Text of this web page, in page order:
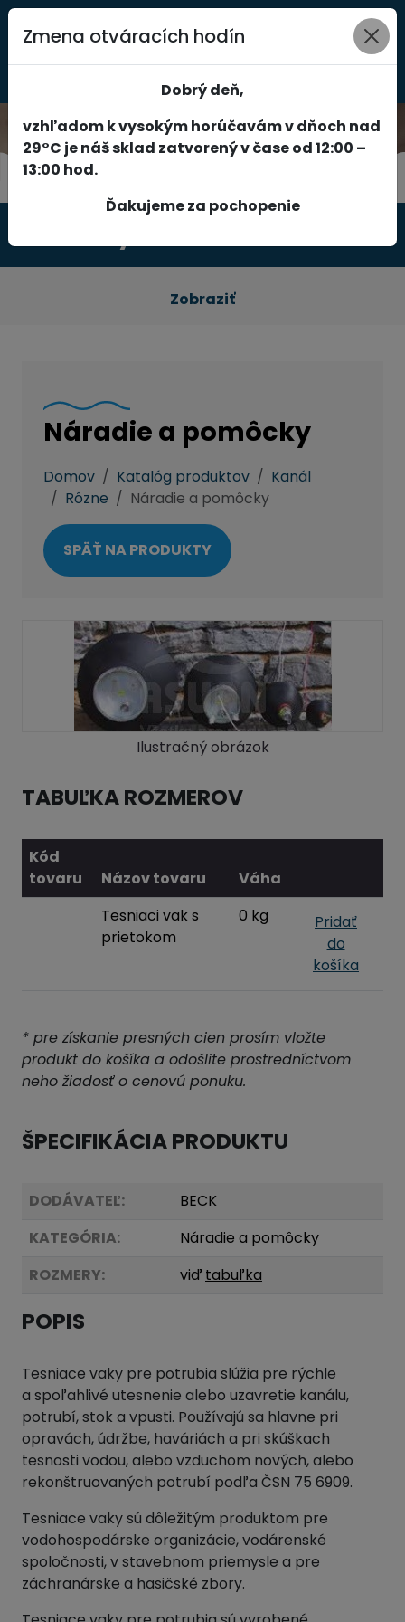
0
Zobraziť
Náradie a pomôcky
Domov Katalóg produktov
Kanál
Rôzne
Náradie a pomôcky
SPÄŤ NA PRODUKTY
Ilustračný obrázok
TABUĽKA ROZMEROV
Kód
tovaru
Názov tovaru
Váha
Tesniaci vak s
prietokom
0 kg
Pridať
do
košíka
* pre získanie presných cien prosím vložte
produkt do košíka a odošlite prostredníctvom
neho žiadosť o cenovú ponuku.
ŠPECIFIKÁCIA PRODUKTU
DODÁVATEĽ:
BECK
KATEGÓRIA:
Náradie a pomôcky
ROZMERY:
viď tabuľka
POPIS
Tesniace vaky pre potrubia slúžia pre rýchle
a spoľahlivé utesnenie alebo uzavretie kanálu,
potrubí, stok a vpusti. Používajú sa hlavne pri
opravách, údržbe, haváriách a pri skúškach
tesnosti vodou, alebo vzduchom nových, alebo
rekonštruovaných potrubí podľa ČSN 75 6909.
Tesniace vaky sú dôležitým produktom pre
vodohospodárske organizácie, vodárenské
spoločnosti, v stavebnom priemysle a pre
záchranárske a hasičské zbory.
Zmena otváracích hodín
Dobrý deň,
vzhľadom k vysokým horúčavám v dňoch nad
29°C je náš sklad zatvorený v čase od 12:00 –
13:00 hod.
Ďakujeme za pochopenie